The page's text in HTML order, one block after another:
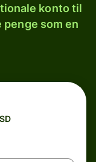
konto til
som en